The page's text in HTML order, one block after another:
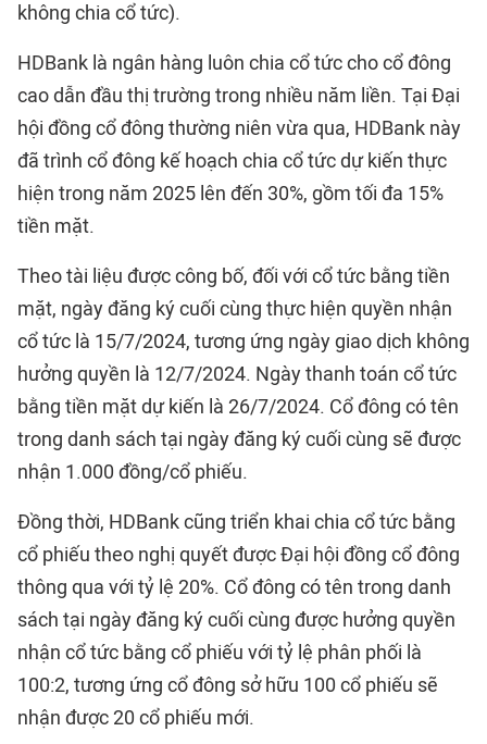
không chia cổ tức).
HDBank là ngân hàng luôn chia cổ tức cho cổ đông
cao dẫn đầu thị trường trong nhiều năm liền. Tại Đại
hội đồng cổ đông thường niên vừa qua, HDBank này
đã trình cổ đông kế hoạch chia cổ tức dự kiến thực
hiện trong năm 2025 lên đến 30%, gồm tối đa 15%
tiền mặt.
Theo tài liệu được công bố, đối với cổ tức bằng tiền
mặt, ngày đăng ký cuối cùng thực hiện quyền nhận
cổ tức là 15/7/2024, tương ứng ngày giao dịch không
hưởng quyền là 12/7/2024. Ngày thanh toán cổ tức
bằng tiền mặt dự kiến là 26/7/2024. Cổ đông có tên
trong danh sách tại ngày đăng ký cuối cùng sẽ được
nhận 1.000 đồng/cổ phiếu.
Đồng thời, HDBank cũng triển khai chia cổ tức bằng
cổ phiếu theo nghị quyết được Đại hội đồng cổ đông
thông qua với tỷ lệ 20%. Cổ đông có tên trong danh
sách tại ngày đăng ký cuối cùng được hưởng quyền
nhận cổ tức bằng cổ phiếu với tỷ lệ phân phối là
100:2, tương ứng cổ đông sở hữu 100 cổ phiếu sẽ
nhận được 20 cổ phiếu mới.